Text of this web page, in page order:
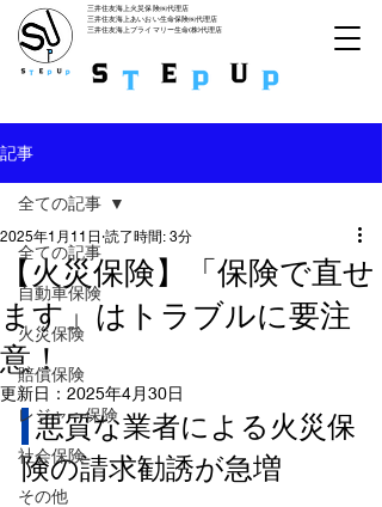
三井住友海上火災保険㈱代理店
​三井住友海上あいおい生命保険㈱代理店
​三井住友海上プライマリー生命(株)代理店
記事
全ての記事
自動車保険
火災保険
賠償保険
レジャー保険
社会保険
その他
全ての記事
【火災保険】「保険で直せ
ます」はトラブルに要注
意！
2025年1月11日 読了時間: 3分
更新日： 2025年4月30日
悪質な業者による火災保
険の請求勧誘が急増